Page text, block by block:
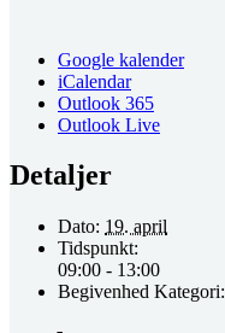
Google kalender
iCalendar
Outlook 365
Outlook Live
Detaljer
Dato: 19. april
Tidspunkt:
09:00 - 13:00
Begivenhed Kategori: